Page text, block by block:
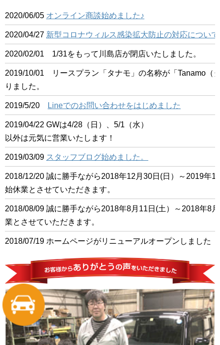
2020/06/05 オンライン商談始めました♪
2020/04/27 新型コロナウィルス感染拡大防止の対応について
2020/02/01 1/31をもって川島店が閉店いたしました。
2019/10/01 リースプラン「タナモ」の名称が「Tanamo（
りました。
2019/5/20 Lineでのお問い合わせをはじめました
2019/04/22 GWは4/28（日）、5/1（水）
以外は元気に営業いたします！
2019/03/09 スタッフブログ始めました。
2018/12/20 誠に勝手ながら2018年12月30日(日）～2019年1
始休業とさせていただきます。
2018/08/09 誠に勝手ながら2018年8月11日(土）～2018年8
業とさせていただきます。
2018/07/19 ホームページがリニューアルオープンしました